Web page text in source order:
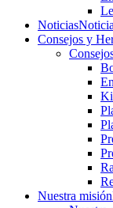
Noticias
Consejos y
Nuestra misión